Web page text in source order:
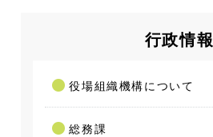
行政情報
役場組織機構について
総務課